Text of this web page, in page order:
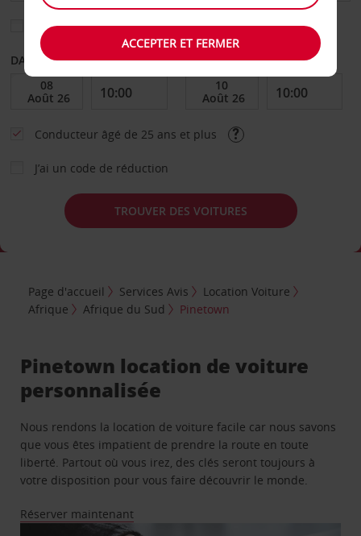
Sélectionnez une autre agence de retour
DATE DE DÉBUT DATE DE FIN
Conducteur âgé de 25 ans et plus
J’ai un code de réduction
TROUVER DES VOITURES
Page d'accueil Services Avis
Location Voiture
Afrique
Afrique du Sud Pinetown
Pinetown location de voiture
personnalisée
Nous rendons la location de voiture facile car nous savons
que vous êtes impatient de prendre la route en toute
liberté. Partout où vous irez, des clés seront toujours à
votre disposition pour vous faire découvrir le monde.
Réserver maintenant
ACCEPTER ET FERMER